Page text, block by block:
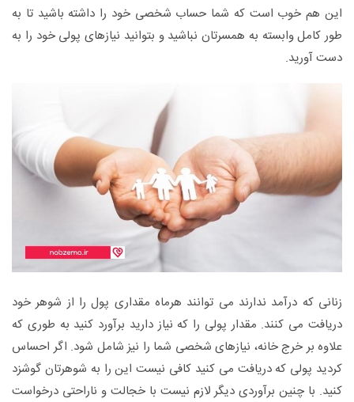
این هم خوب است که شما حساب شخصی خود را داشته باشید تا به
طور کامل وابسته به همسرتان نباشید و بتوانید نیازهای پولی خود را به
دست آورید.
زنانی که درآمد ندارند می توانند هرماه مقداری پول را از شوهر خود
دریافت می کنند. مقدار پولی را که نیاز دارید برآورد کنید به طوری که
علاوه بر خرج خانه، نیازهای شخصی شما را نیز شامل شود. اگر احساس
کردید پولی که دریافت می کنید کافی نیست این را به شوهرتان گوشزد
کنید. با چنین برآوردی دیگر لازم نیست با خجالت و ناراحتی درخواست